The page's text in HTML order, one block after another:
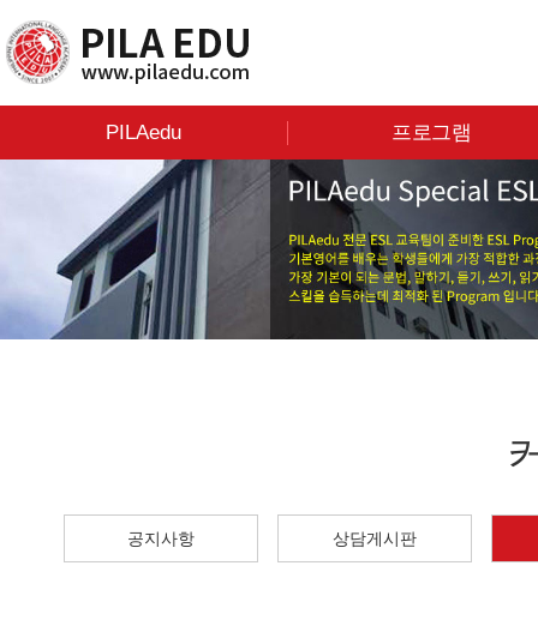
PILAedu 프로그램
공지사항 상담게시판